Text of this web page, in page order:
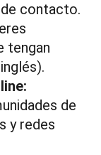
contacto.
tengan
de
y redes